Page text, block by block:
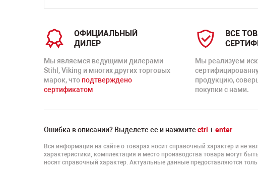
ОФИЦИАЛЬНЫЙ
ДИЛЕР
Мы являемся ведущими дилерами
Stihl, Viking и многих других торговых
марок, что подтверждено
сертификатом
ВСЕ
Мы реализуем
продукцию,
покупки с нами.
Ошибка в описании? Выделете ее и нажмите ctrl +enter
Вся информация на сайте о товарах носит справочный характер и не
характеристики, комплектация и место производства товара могут
носят справочный характер. Актуальные данные предоставляются